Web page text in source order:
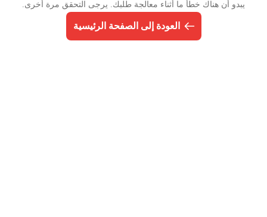
يبدو أن هناك خطأ ما أثناء معالجة طلبك. يرجى التحقق مرة أخرى.
العودة إلى الصفحة الرئيسية